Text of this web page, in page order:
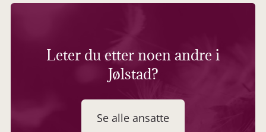
Leter du etter noen andre i
Jølstad?
Se alle ansatte